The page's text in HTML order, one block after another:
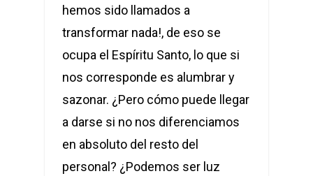
hemos sido llamados a
transformar nada!, de eso se
ocupa el Espíritu Santo, lo que si
nos corresponde es alumbrar y
sazonar. ¿Pero cómo puede llegar
a darse si no nos diferenciamos
en absoluto del resto del
personal? ¿Podemos ser luz